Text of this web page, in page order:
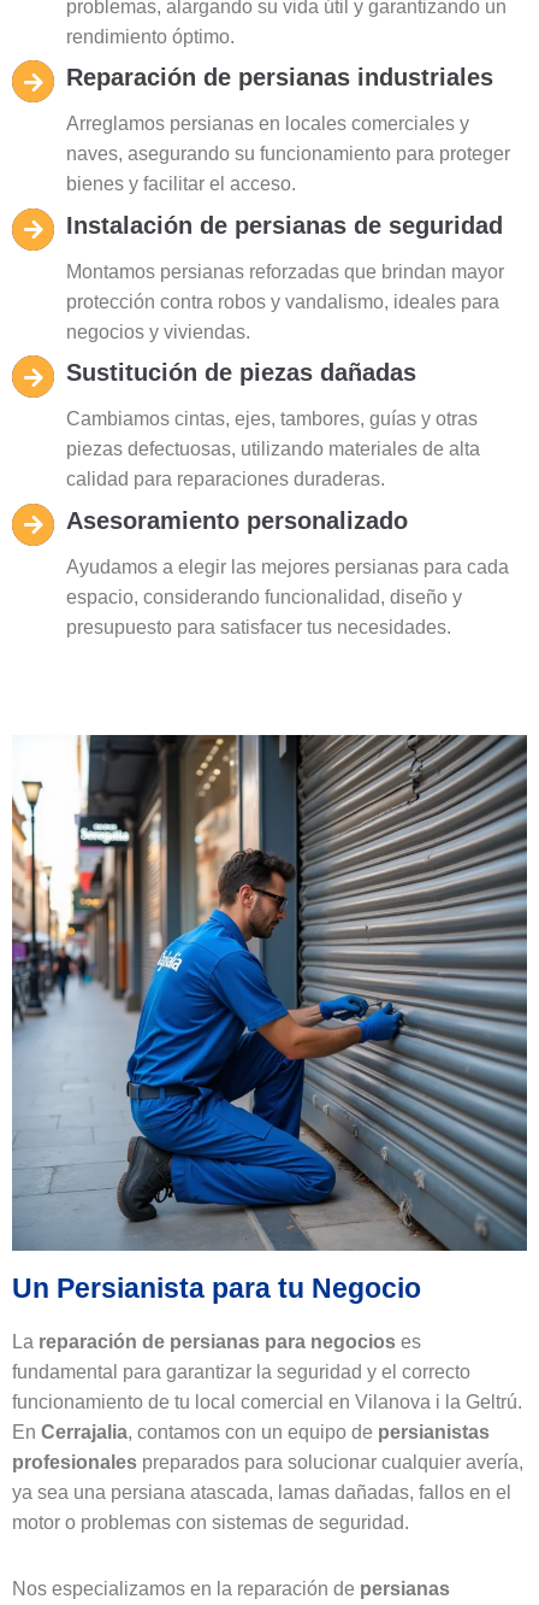
problemas, alargando su vida útil y garantizando un
rendimiento óptimo.
Reparación de persianas industriales
Arreglamos persianas en locales comerciales y
naves, asegurando su funcionamiento para proteger
bienes y facilitar el acceso.
Instalación de persianas de seguridad
Montamos persianas reforzadas que brindan mayor
protección contra robos y vandalismo, ideales para
negocios y viviendas.
Sustitución de piezas dañadas
Cambiamos cintas, ejes, tambores, guías y otras
piezas defectuosas, utilizando materiales de alta
calidad para reparaciones duraderas.
Asesoramiento personalizado
Ayudamos a elegir las mejores persianas para cada
espacio, considerando funcionalidad, diseño y
presupuesto para satisfacer tus necesidades.
Un Persianista para tu Negocio
La reparación de persianas para negocios es
fundamental para garantizar la seguridad y el correcto
funcionamiento de tu local comercial en Vilanova i la Geltrú.
En Cerrajalia, contamos con un equipo de persianistas
profesionales preparados para solucionar cualquier avería,
ya sea una persiana atascada, lamas dañadas, fallos en el
motor o problemas con sistemas de seguridad.
Nos especializamos en la reparación de persianas